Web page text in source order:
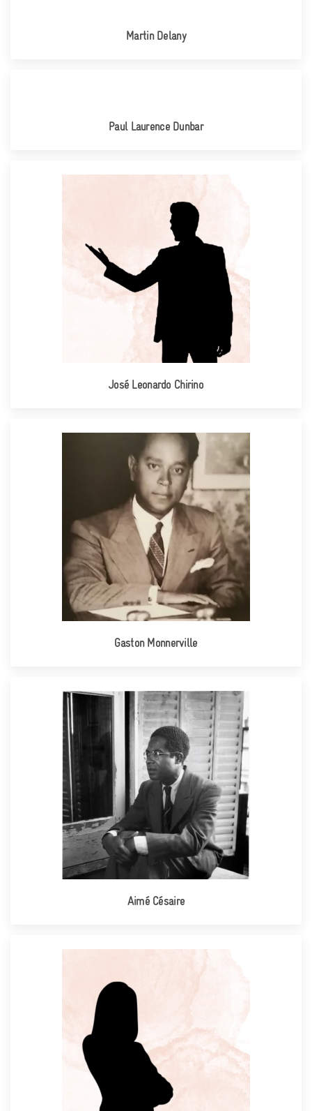
Martin Delany
Paul Laurence Dunbar
José Leonardo Chirino
Gaston Monnerville
Aimé Césaire